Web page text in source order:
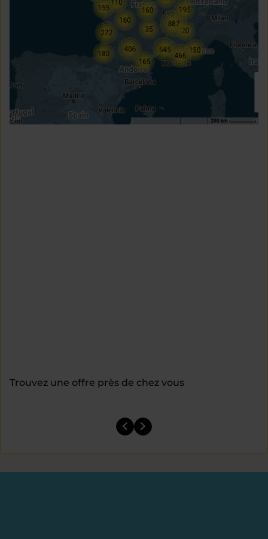
Trouvez une offre près de chez vous